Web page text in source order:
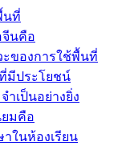
นที่
จีนคือ
ะของการใช้พื้นที่
มีประโยชน์
เป็นอย่างยิ่ง
มคือ
าในห้องเรียน